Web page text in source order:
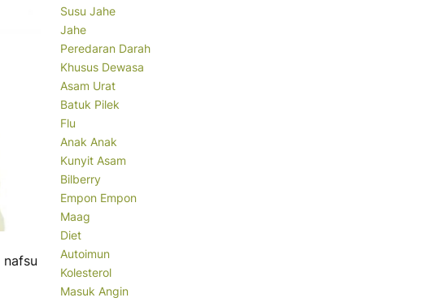
Susu Jahe
Jahe
Peredaran Darah
Khusus Dewasa
Asam Urat
Batuk Pilek
Flu
Anak Anak
Kunyit Asam
Bilberry
Empon Empon
Maag
Diet
Autoimun
Kolesterol
Masuk Angin